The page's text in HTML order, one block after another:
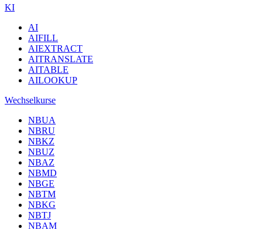
KI
AI
AIFILL
AIEXTRACT
AITRANSLATE
AITABLE
AILOOKUP
Wechselkurse
NBUA
NBRU
NBKZ
NBUZ
NBAZ
NBMD
NBGE
NBTM
NBKG
NBTJ
NBAM